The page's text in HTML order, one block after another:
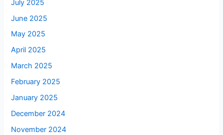
July 2025
June 2025
May 2025
April 2025
March 2025
February 2025
January 2025
December 2024
November 2024